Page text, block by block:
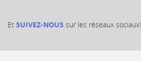
Et SUIVEZ-NOUS sur les réseaux sociaux!